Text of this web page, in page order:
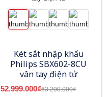
Két sắt nhập khẩu
Philips SBX602-8CU
vân tay điện tử
52.999.000₫63.200.000₫